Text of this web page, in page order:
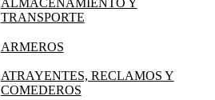
ALMACENAMIENTO Y
TRANSPORTE
ARMEROS
ATRAYENTES, RECLAMOS Y
COMEDEROS